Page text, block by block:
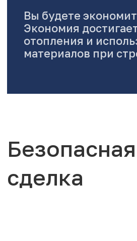
Вы будете
Экономия
отопления и
материалов при
Безопасная
сделка